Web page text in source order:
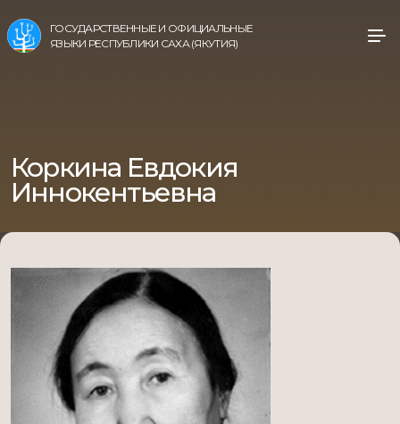
ГОСУДАРСТВЕННЫЕ И ОФИЦИАЛЬНЫЕ
ЯЗЫКИ РЕСПУБЛИКИ САХА (ЯКУТИЯ)
Коркина Евдокия
Иннокентьевна